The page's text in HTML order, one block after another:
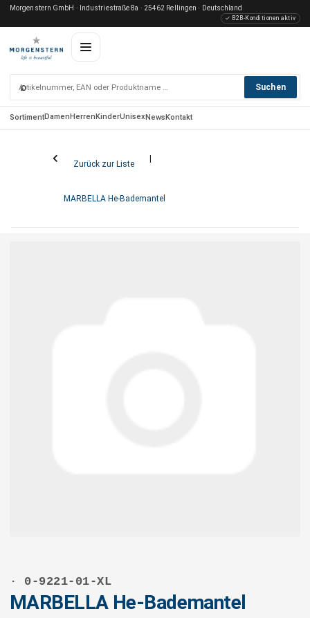
Morgenstern GmbH · Industriestraße 8a · 25462 Rellingen · Deutschland
✓ B2B-Konditionen aktiv
⌕ Suchen
SortimentDamenHerrenKinderUnisexNewsKontakt
Zurück zur Liste
MARBELLA He-Bademantel
· 0-9221-01-XL
MARBELLA He-Bademantel